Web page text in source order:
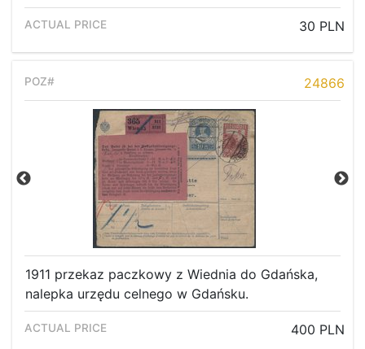
Contact
30 PLN
24866
1911 przekaz paczkowy z Wiednia do Gdańska,
nalepka urzędu celnego w Gdańsku.
400 PLN